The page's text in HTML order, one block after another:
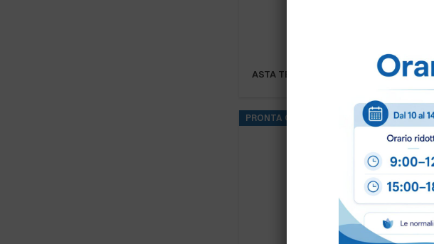
ASTA TELESCOPICA 3X1,50
PRONTA CONSEGNA